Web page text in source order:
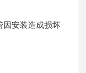
因安装造成损坏